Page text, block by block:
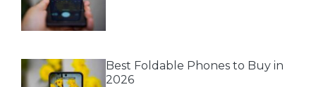
Best Foldable Phones to Buy in
2026